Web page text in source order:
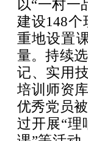
以“一村一
建设148
重地设置
量。持续
记、实用
培训师资
优秀党员
过开展“理